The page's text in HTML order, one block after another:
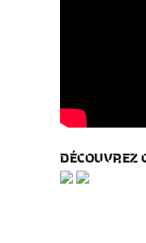
DÉCOUVREZ